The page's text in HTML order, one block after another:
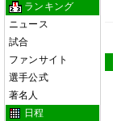
ランキング
ニュース
試合
ファンサイト
選手公式
著名人
日程